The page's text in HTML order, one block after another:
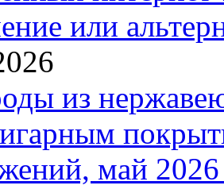
или
из
май 2026